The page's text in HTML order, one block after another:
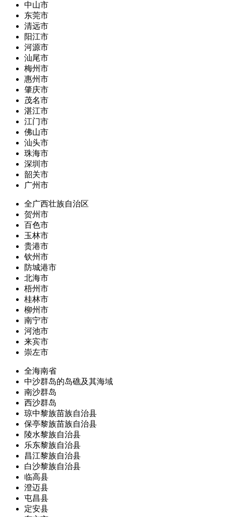
中山市
东莞市
清远市
阳江市
河源市
汕尾市
梅州市
惠州市
肇庆市
茂名市
湛江市
江门市
佛山市
汕头市
珠海市
深圳市
韶关市
广州市
全广西壮族自治区
贺州市
百色市
玉林市
贵港市
钦州市
防城港市
北海市
梧州市
桂林市
柳州市
南宁市
河池市
来宾市
崇左市
全海南省
中沙群岛的岛礁及其海域
南沙群岛
西沙群岛
琼中黎族苗族自治县
保亭黎族苗族自治县
陵水黎族自治县
乐东黎族自治县
昌江黎族自治县
白沙黎族自治县
临高县
澄迈县
屯昌县
定安县